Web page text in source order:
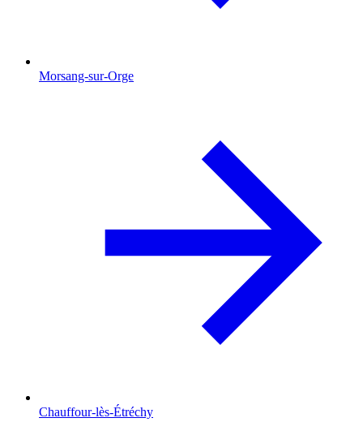
Morsang-sur-Orge
Chauffour-lès-Étréchy